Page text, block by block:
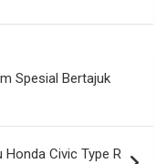
Spesial Bertajuk
Civic Type R